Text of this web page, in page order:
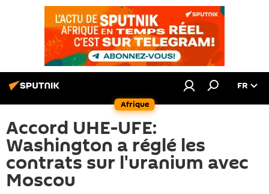
Afrique
FR
Accord UHE-UFE:
Washington a réglé les
contrats sur l'uranium avec
Moscou